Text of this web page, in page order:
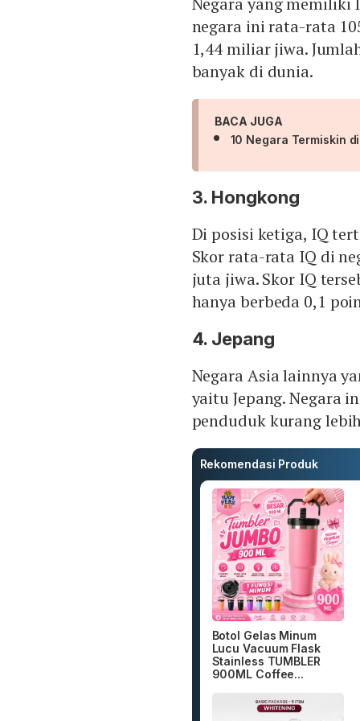
negara ini rata-rata
1,44 miliar jiwa.
banyak di dunia.
BACA JUGA
10 Negara Termiskin
3. Hongkong
Di posisi ketiga, IQ
Skor rata-rata IQ di
juta jiwa. Skor IQ
hanya berbeda 0,1
4. Jepang
Negara Asia lainnya
yaitu Jepang. Negara
penduduk kurang
Rekomendasi Produk
Botol Gelas Minum
Lucu Vacuum Flask
Stainless TUMBLER
900ML Coffee...